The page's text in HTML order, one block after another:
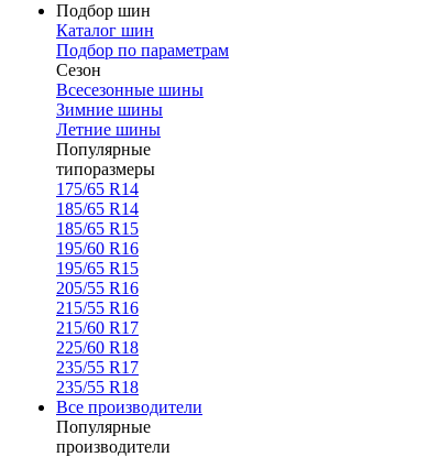
Подбор шин
Каталог шин
Подбор по параметрам
Сезон
Всесезонные шины
Зимние шины
Летние шины
Популярные
типоразмеры
175/65 R14
185/65 R14
185/65 R15
195/60 R16
195/65 R15
205/55 R16
215/55 R16
215/60 R17
225/60 R18
235/55 R17
235/55 R18
Все производители
Популярные
производители